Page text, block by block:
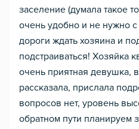
заселение (думала такое
очень удобно и не нужно с
дороги ждать хозяина и
подстраиваться! Хозяйка
очень приятная девушка,
рассказала, прислала
вопросов нет, уровень
обратном пути планируем